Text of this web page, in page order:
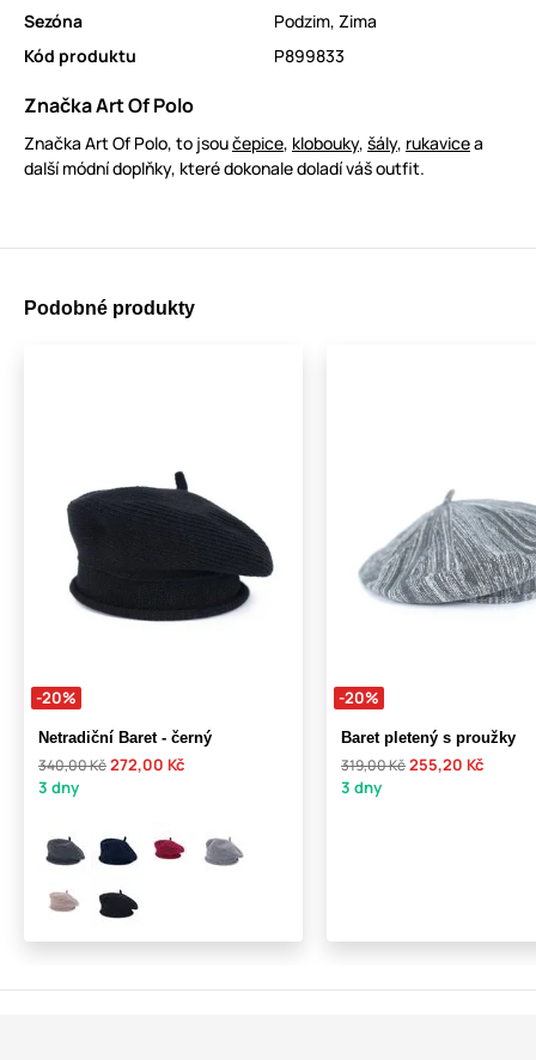
Sezóna
Podzim, Zima
Kód produktu
P899833
Značka Art Of Polo
Značka Art Of Polo, to jsoučepice, klobouky, šály, rukavicea
další módní doplňky, které dokonale doladí váš outfit.
Podobné produkty
-20%
Netradiční Baret - černý
340,00 Kč272,00 Kč
3 dny
-20%
Baret pletený s proužky
319,00 Kč255,20 Kč
3 dny